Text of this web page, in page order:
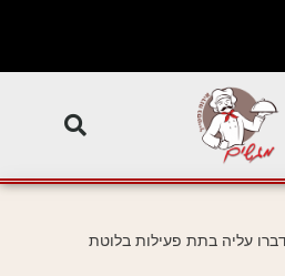
עליה בתת פעילות בלוטת